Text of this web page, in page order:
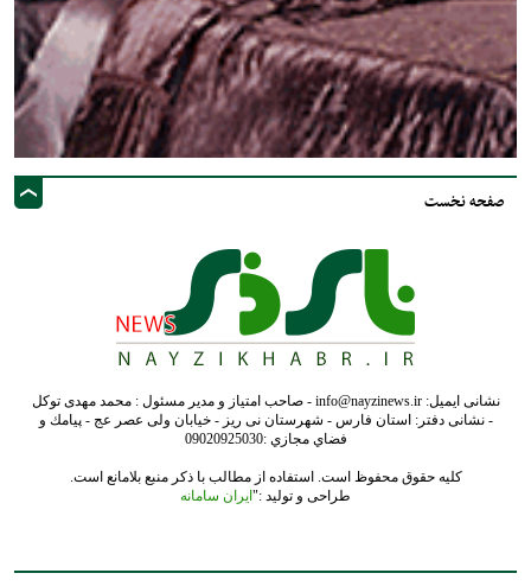
صفحه نخست
نشانی ایمیل: info@nayzinews.ir - صاحب امتیاز و مدیر مسئول : محمد مهدی توکل
- نشانی دفتر: استان فارس - شهرستان نی ریز - خیابان ولی عصر عج - پيامك و
فضاي مجازي :09020925030
کلیه حقوق محفوظ است. استفاده از مطالب با ذکر منبع بلامانع است.
طراحی و تولید :"ایران سامانه